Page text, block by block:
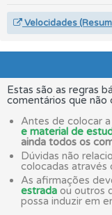
Velocidades
Estas são as regras
comentários que não
Antes de colocar
e material de
ainda todos os
Dúvidas não
colocadas através
As afirmações
estrada ou outros
possa induzir em